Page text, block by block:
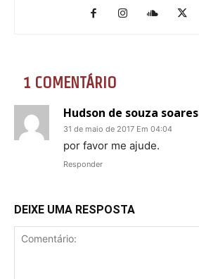
1 COMENTÁRIO
Hudson de souza soares
31 de maio de 2017 Em 04:04
por favor me ajude.
Responder
DEIXE UMA RESPOSTA